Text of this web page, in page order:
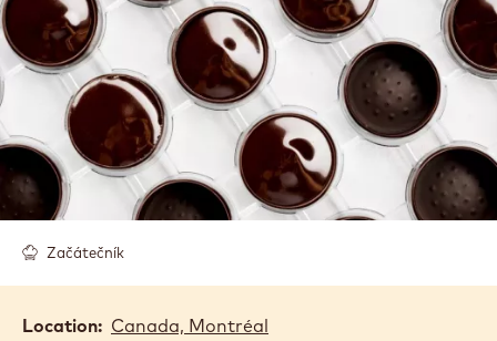
Začátečník
Location: Canada, Montréal